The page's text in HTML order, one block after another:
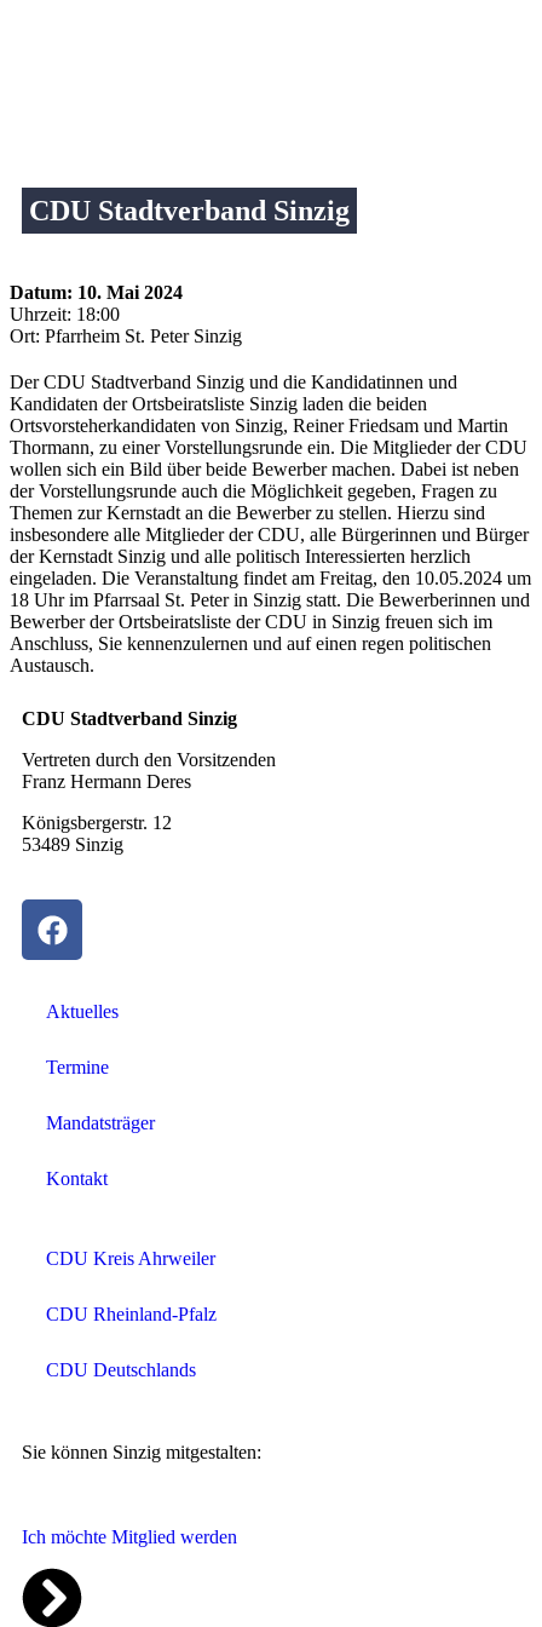
CDU Stadtverband Sinzig
Datum: 10. Mai 2024
Uhrzeit: 18:00
Ort: Pfarrheim St. Peter Sinzig
Der CDU Stadtverband Sinzig und die Kandidatinnen und
Kandidaten der Ortsbeiratsliste Sinzig laden die beiden
Ortsvorsteherkandidaten von Sinzig, Reiner Friedsam und Martin
Thormann, zu einer Vorstellungsrunde ein. Die Mitglieder der CDU
wollen sich ein Bild über beide Bewerber machen. Dabei ist neben
der Vorstellungsrunde auch die Möglichkeit gegeben, Fragen zu
Themen zur Kernstadt an die Bewerber zu stellen. Hierzu sind
insbesondere alle Mitglieder der CDU, alle Bürgerinnen und Bürger
der Kernstadt Sinzig und alle politisch Interessierten herzlich
eingeladen. Die Veranstaltung findet am Freitag, den 10.05.2024 um
18 Uhr im Pfarrsaal St. Peter in Sinzig statt. Die Bewerberinnen und
Bewerber der Ortsbeiratsliste der CDU in Sinzig freuen sich im
Anschluss, Sie kennenzulernen und auf einen regen politischen
Austausch.
CDU Stadtverband Sinzig
Vertreten durch den Vorsitzenden
Franz Hermann Deres
Königsbergerstr. 12
53489 Sinzig
Aktuelles
Termine
Mandatsträger
Kontakt
CDU Kreis Ahrweiler
CDU Rheinland-Pfalz
CDU Deutschlands
Sie können Sinzig mitgestalten:
Ich möchte Mitglied werden